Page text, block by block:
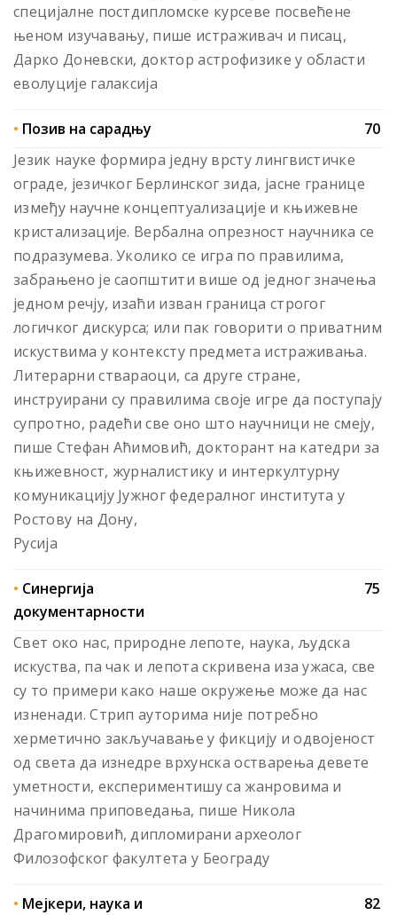
специјалне постдипломске курсеве посвећене
њеном изучавању, пише истраживач и писац,
Дарко Доневски, доктор астрофизике у области
еволуције галаксија
• Позив на сарадњу
70
Језик науке формира једну врсту лингвистичке
ограде, језичког Берлинског зида, јасне границе
између научне концептуализације и књижевне
кристализације. Вербална опрезност научника се
подразумева. Уколико се игра по правилима,
забрањено је саопштити више од једног значења
једном речју, изаћи изван граница строгог
логичког дискурса; или пак говорити о приватним
искуствима у контексту предмета истраживања.
Литерарни ствараоци, са друге стране,
инструирани су правилима своје игре да поступају
супротно, радећи све оно што научници не смеју,
пише Стефан Аћимовић, докторант на катедри за
књижевност, журналистику и интеркултурну
комуникацију Јужног федералног института у
Ростову на Дону,
Русија
• Синергија
документарности
75
Свет око нас, природне лепоте, наука, људска
искуства, па чак и лепота скривена иза ужаса, све
су то примери како наше окружење може да нас
изненади. Стрип ауторима није потребно
херметично закључавање у фикцију и одвојеност
од света да изнедре врхунска остварења девете
уметности, експериментишу са жанровима и
начинима приповедања, пише Никола
Драгомировић, дипломирани археолог
Филозофског факултета у Београду
• Мејкери, наука и
82